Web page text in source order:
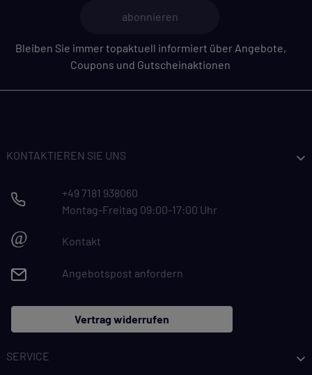
abonnieren
Bleiben Sie immer topaktuell informiert über Angebote,
Coupons und Gutscheinaktionen
KONTAKTIEREN SIE UNS
+49 7181 938060
Montag-Freitag 09:00-17:00 Uhr
@ Kontakt
Angebotspost anfordern
Vertrag widerrufen
SERVICE